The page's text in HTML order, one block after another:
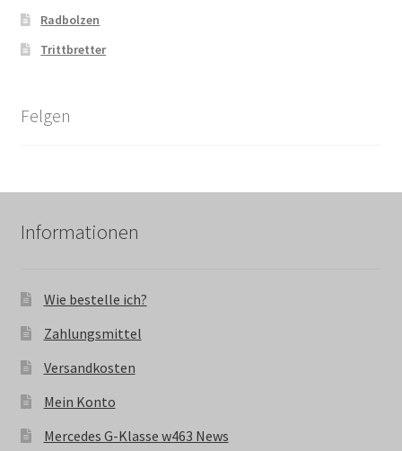
Radbolzen
Trittbretter
Felgen
Informationen
Wie bestelle ich?
Zahlungsmittel
Versandkosten
Mein Konto
Mercedes G-Klasse w463 News